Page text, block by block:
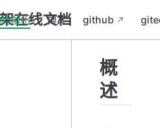
在线文档
解析 博文 github
概
述